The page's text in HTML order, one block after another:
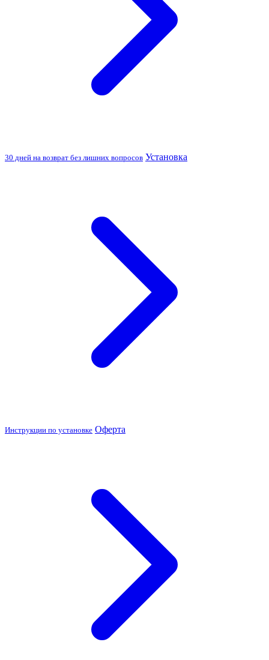
30 дней на возврат без лишних вопросов Установка
Инструкции по установке Оферта